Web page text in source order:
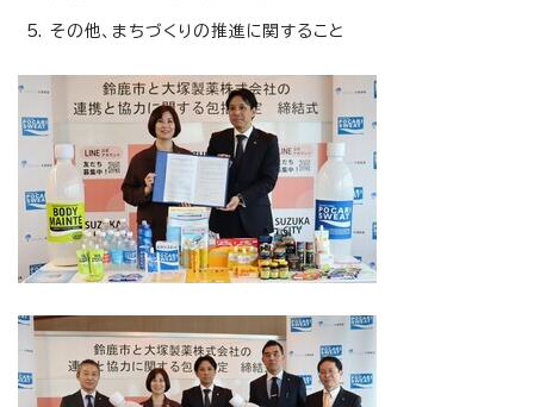
その他、まちづくりの推進に関すること